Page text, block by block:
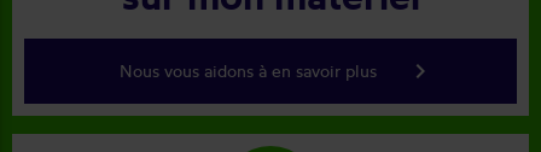
Nous vous aidons à en savoir plus keyboard_arrow_right